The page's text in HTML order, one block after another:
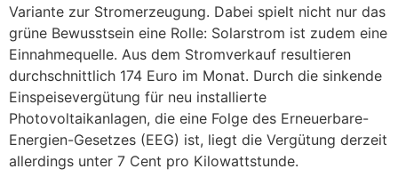
Variante zur Stromerzeugung. Dabei spielt nicht nur das
grüne Bewusstsein eine Rolle: Solarstrom ist zudem eine
Einnahmequelle. Aus dem Stromverkauf resultieren
durchschnittlich 174 Euro im Monat. Durch die sinkende
Einspeisevergütung für neu installierte
Photovoltaikanlagen, die eine Folge des Erneuerbare-
Energien-Gesetzes (EEG) ist, liegt die Vergütung derzeit
allerdings unter 7 Cent pro Kilowattstunde.